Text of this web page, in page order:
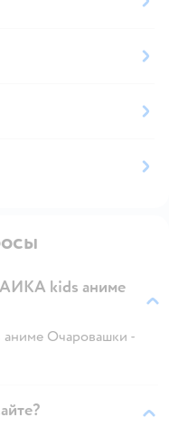
kids аниме
Очаровашки -